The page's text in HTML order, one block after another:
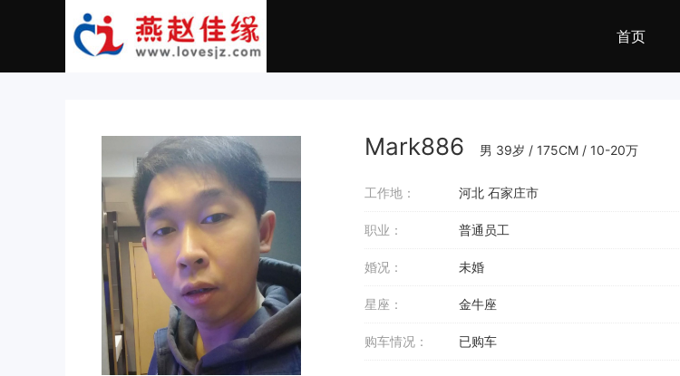
首页
Mark886 男 39岁 / 175CM / 10-20万
工作地： 河北 石家庄市
职业： 普通员工
婚况： 未婚
星座： 金牛座
购车情况： 已购车